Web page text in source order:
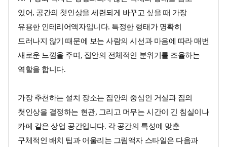
있어, 공간의 첫인상을 세련되게 바꾸고 싶을 때 가장
유용한 인테리어액자입니다. 특정한 형태가 명확히
드러나지 않기 때문에 보는 사람의 시선과 마음에 따라 매번
새로운 느낌을 주며, 집안의 전체적인 분위기를 조율하는
역할을 합니다.
가장 추천하는 설치 장소는 집안의 중심인 거실과 집의
첫인상을 결정하는 현관, 그리고 머무는 시간이 긴 침실이나
카페 같은 상업 공간입니다. 각 공간의 특성에 맞춘
구체적인 배치 팁과 어울리는 그림액자 스타일은 다음과